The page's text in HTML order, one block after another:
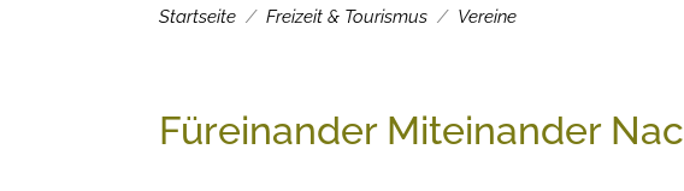
Startseite Freizeit & Tourismus Vereine
Füreinander Miteinander